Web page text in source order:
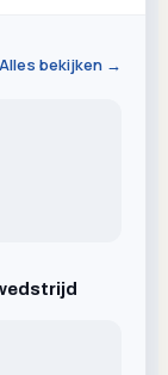
Alles bekijken →